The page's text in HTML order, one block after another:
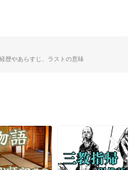
歴やあらすじ、ラストの意味